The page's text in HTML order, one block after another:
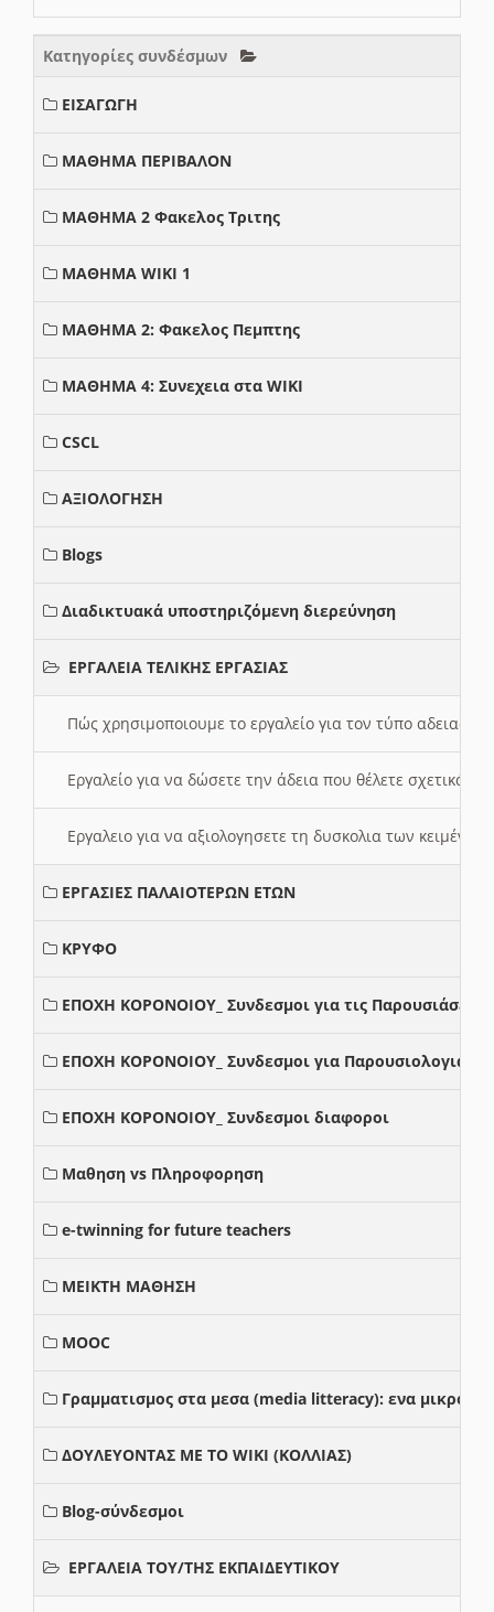
Κατηγορίες συνδέσμων
ΕΙΣΑΓΩΓΗ
ΜΑΘΗΜΑ ΠΕΡΙΒΑΛΟΝ
ΜΑΘΗΜΑ 2 Φακελος Τριτης
ΜΑΘΗΜΑ WIKI 1
ΜΑΘΗΜΑ 2: Φακελος Πεμπτης
ΜΑΘΗΜΑ 4: Συνεχεια στα WIKI
CSCL
ΑΞΙΟΛΟΓΗΣΗ
Blogs
Διαδικτυακά υποστηριζόμενη διερεύνηση
ΕΡΓΑΛΕΙΑ ΤΕΛΙΚΗΣ ΕΡΓΑΣΙΑΣ
Πώς χρησιμοποιουμε το εργαλείο για τον τύπο αδειας
Εργαλείο για να δώσετε την άδεια που θέλετε σχετικά
Εργαλειο για να αξιολογησετε τη δυσκολια των
ΕΡΓΑΣΙΕΣ ΠΑΛΑΙΟΤΕΡΩΝ ΕΤΩΝ
ΚΡΥΦΟ
ΕΠΟΧΗ ΚΟΡΟΝΟΙΟΥ_ Συνδεσμοι για τις Παρουσιάσεις
ΕΠΟΧΗ ΚΟΡΟΝΟΙΟΥ_ Συνδεσμοι για Παρουσιολογια
ΕΠΟΧΗ ΚΟΡΟΝΟΙΟΥ_ Συνδεσμοι διαφοροι
Μαθηση vs Πληροφορηση
e-twinning for future teachers
ΜΕΙΚΤΗ ΜΑΘΗΣΗ
MOOC
Γραμματισμος στα μεσα (media litteracy): ενα μικρο
ΔΟΥΛΕΥΟΝΤΑΣ ΜΕ ΤΟ WIKI (ΚΟΛΛΙΑΣ)
Blog-σύνδεσμοι
ΕΡΓΑΛΕΙΑ ΤΟΥ/ΤΗΣ ΕΚΠΑΙΔΕΥΤΙΚΟΥ